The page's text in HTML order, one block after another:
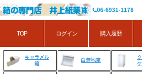
キャラメル
箱
白無地箱
TOP ログイン 購入履歴